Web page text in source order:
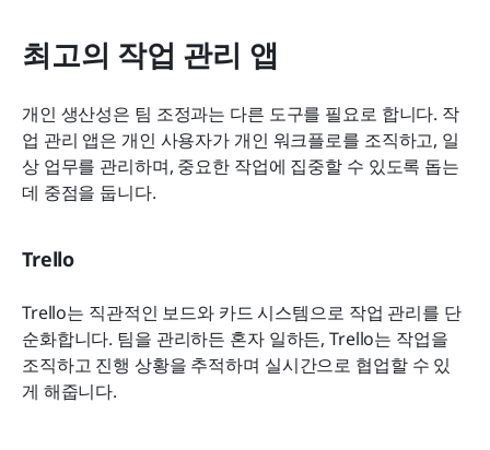
최고의 작업 관리 앱
개인 생산성은 팀 조정과는 다른 도구를 필요로 합니다. 작
업 관리 앱은 개인 사용자가 개인 워크플로를 조직하고, 일
상 업무를 관리하며, 중요한 작업에 집중할 수 있도록 돕는
데 중점을 둡니다.
Trello
Trello는 직관적인 보드와 카드 시스템으로 작업 관리를 단
순화합니다. 팀을 관리하든 혼자 일하든, Trello는 작업을
조직하고 진행 상황을 추적하며 실시간으로 협업할 수 있
게 해줍니다.